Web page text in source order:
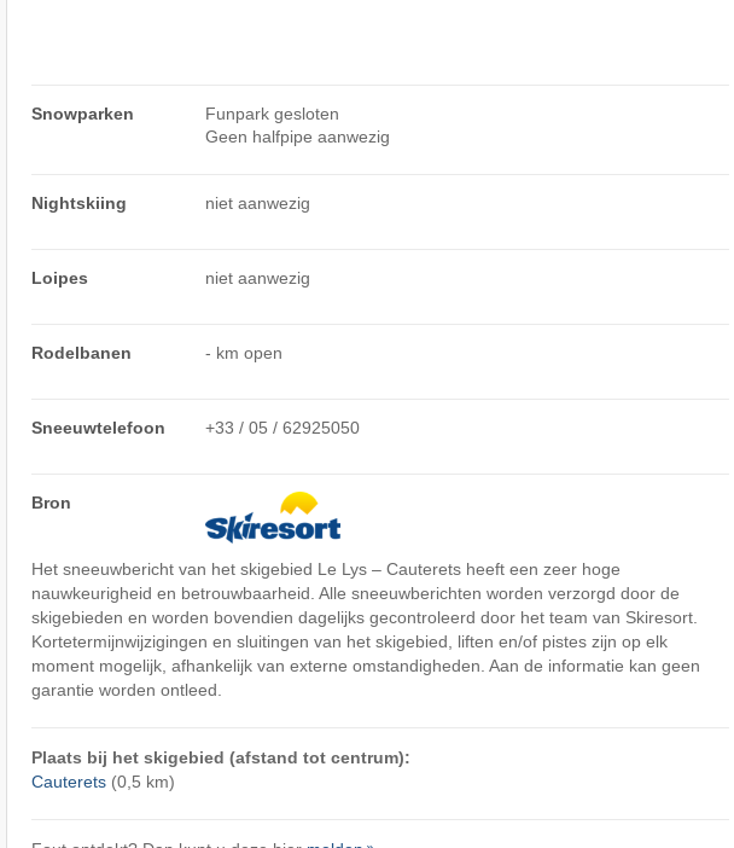
Snowparken
Funpark gesloten
Geen halfpipe aanwezig
Nightskiing niet aanwezig
Loipes niet aanwezig
Rodelbanen - km open
Sneeuwtelefoon +33 / 05 / 62925050
Bron
Het sneeuwbericht van het skigebied Le Lys – Cauterets heeft een zeer hoge
nauwkeurigheid en betrouwbaarheid. Alle sneeuwberichten worden verzorgd door de
skigebieden en worden bovendien dagelijks gecontroleerd door het team van Skiresort.
Kortetermijnwijzigingen en sluitingen van het skigebied, liften en/of pistes zijn op elk
moment mogelijk, afhankelijk van externe omstandigheden. Aan de informatie kan geen
garantie worden ontleed.
Plaats bij het skigebied (afstand tot centrum):
Cauterets(0,5 km)